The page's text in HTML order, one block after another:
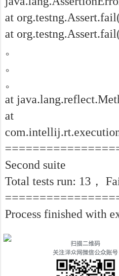
at
at
。
。
。
at
at
Second suite
Total tests run: 13，
Process finished with